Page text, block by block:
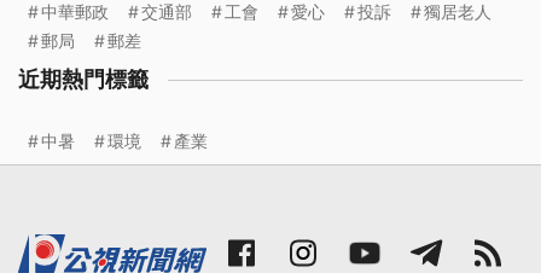
中華郵政 交通部 工會 愛心 投訴
獨居老人
郵局
郵差
近期熱門標籤
中暑 環境 產業